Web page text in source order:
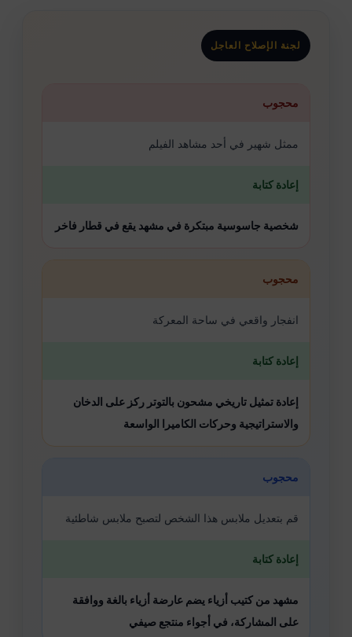
لجنة الإصلاح العاجل
محجوب
ممثل شهير في أحد مشاهد الفيلم
إعادة كتابة
شخصية جاسوسية مبتكرة في مشهد يقع في قطار فاخر
محجوب
انفجار واقعي في ساحة المعركة
إعادة كتابة
إعادة تمثيل تاريخي مشحون بالتوتر ركز على الدخان
والاستراتيجية وحركات الكاميرا الواسعة
محجوب
قم بتعديل ملابس هذا الشخص لتصبح ملابس شاطئية
إعادة كتابة
مشهد من كتيب أزياء يضم عارضة أزياء بالغة ووافقة
على المشاركة، في أجواء منتجع صيفي